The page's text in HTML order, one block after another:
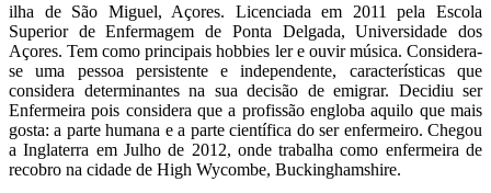
ilha de São Miguel, Açores. Licenciada em 2011 pela Escola
Superior de Enfermagem de Ponta Delgada, Universidade dos
Açores. Tem como principais hobbies ler e ouvir música. Considera-
se uma pessoa persistente e independente, características que
considera determinantes na sua decisão de emigrar. Decidiu ser
Enfermeira pois considera que a profissão engloba aquilo que mais
gosta: a parte humana e a parte científica do ser enfermeiro. Chegou
a Inglaterra em Julho de 2012, onde trabalha como enfermeira de
recobro na cidade de High Wycombe, Buckinghamshire.